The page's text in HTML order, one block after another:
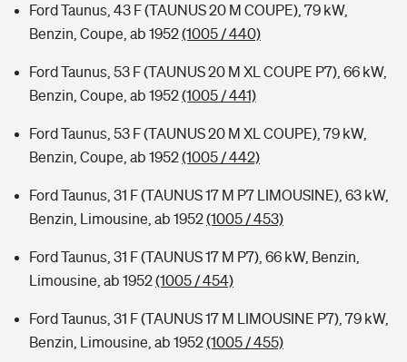
Ford Taunus, 43 F (TAUNUS 20 M COUPE), 79 kW,
Benzin, Coupe, ab 1952(1005 / 440)
Ford Taunus, 53 F (TAUNUS 20 M XL COUPE P7), 66 kW,
Benzin, Coupe, ab 1952(1005 / 441)
Ford Taunus, 53 F (TAUNUS 20 M XL COUPE), 79 kW,
Benzin, Coupe, ab 1952(1005 / 442)
Ford Taunus, 31 F (TAUNUS 17 M P7 LIMOUSINE), 63 kW,
Benzin, Limousine, ab 1952(1005 / 453)
Ford Taunus, 31 F (TAUNUS 17 M P7), 66 kW, Benzin,
Limousine, ab 1952(1005 / 454)
Ford Taunus, 31 F (TAUNUS 17 M LIMOUSINE P7), 79 kW,
Benzin, Limousine, ab 1952(1005 / 455)